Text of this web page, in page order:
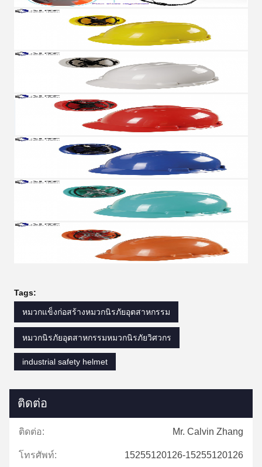
Tags:
หมวกแข็งก่อสร้างหมวกนิรภัยอุตสาหกรรม
หมวกนิรภัยอุตสาหกรรมหมวกนิรภัยวิศวกร
industrial safety helmet
ติดต่อ
ติดต่อ: Mr. Calvin Zhang
โทรศัพท์: 15255120126-15255120126